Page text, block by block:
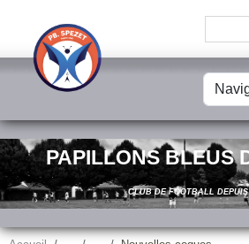
PAPILLONS BLEUS
CLUB DE FOOTBALL DEPUIS